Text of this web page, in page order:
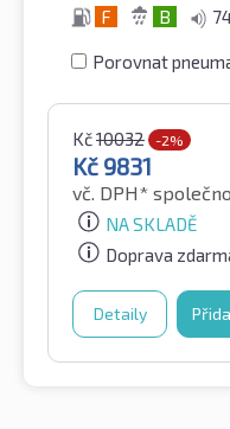
F B
Porovnat
Kč10032 -2%
Kč 9831
vč. DPH*
NA SKLADĚ
Doprava
Detaily